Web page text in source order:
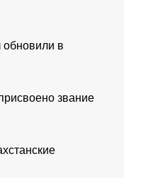
обновили в
звание